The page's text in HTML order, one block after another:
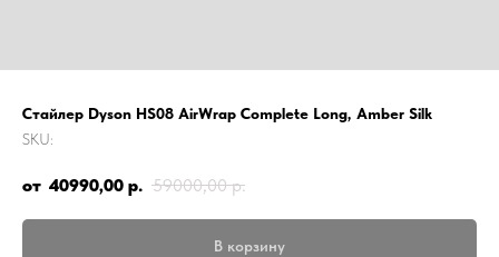
Стайлер Dyson HS08 AirWrap Complete Long, Amber Silk
SKU:
40990,00 р. 59000,00 р.
В корзину